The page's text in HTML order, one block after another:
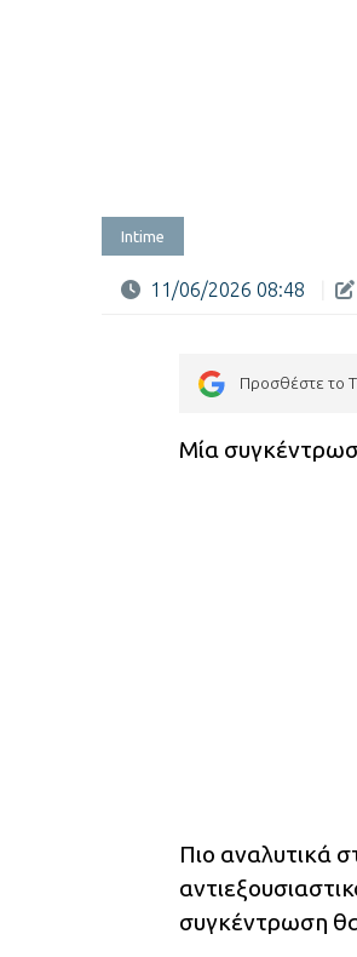
Intime
11/06/2026 08:48
Προσθέστε το
Μία
Πιο αναλυτικά
συγκέντρωση